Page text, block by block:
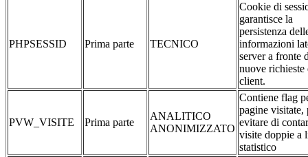
PHPSESSID Prima parte TECNICO
Cookie di
garantisce la
persistenza
informazioni
server a fronte
nuove richieste
client.
PVW_VISITE Prima parte
ANALITICO
ANONIMIZZATO
Contiene flag
pagine visitate,
evitare di
visite doppie a
statistico